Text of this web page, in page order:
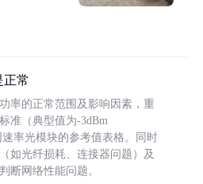
正常
率的正常范围及影响因素，重
准（典型值为-3dBm
率光模块的参考值表格。同时
如光纤损耗、连接器问题）及
断网络性能问题。